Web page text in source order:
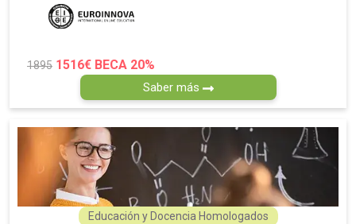
1895 1516€ BECA 20%
Saber más
Educación y Docencia Homologados